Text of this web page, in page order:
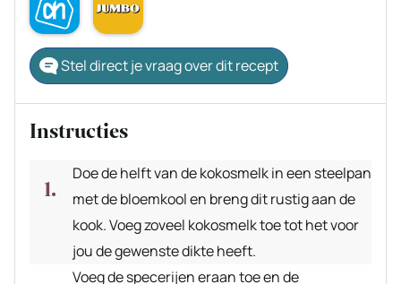
Stel direct je vraag over dit recept
Instructies
Doe de helft van de kokosmelk in een steelpan
met de bloemkool en breng dit rustig aan de
kook. Voeg zoveel kokosmelk toe tot het voor
jou de gewenste dikte heeft.
Voeg de specerijen eraan toe en de